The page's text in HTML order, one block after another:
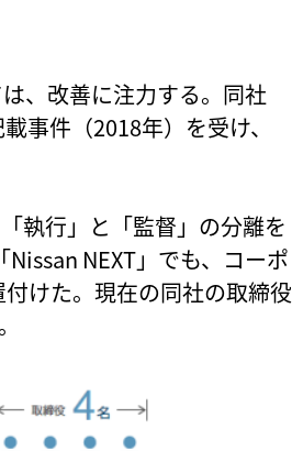
、改善に注力する。同社
事件（2018年）を受け、
執行」と「監督」の分離を
NEXT」でも、コーポ
けた。現在の同社の取締役